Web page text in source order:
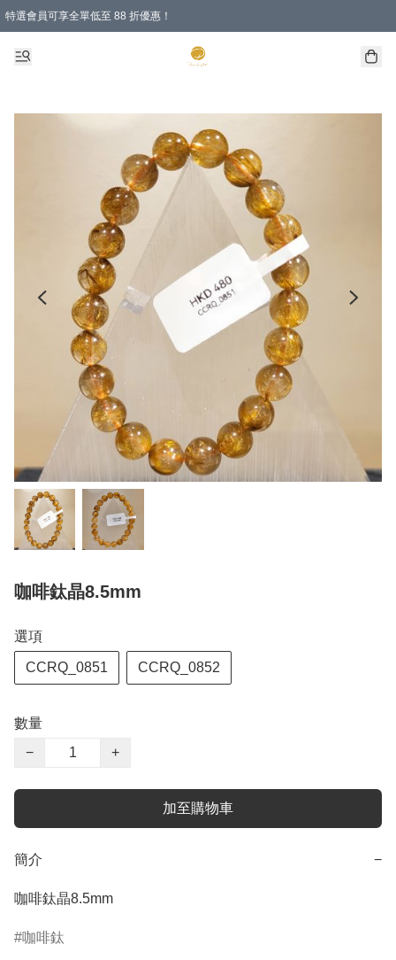
特選會員可享全單低至 88 折優惠！
咖啡鈦晶8.5mm
選項
CCRQ_0851 CCRQ_0852
數量
−
+
加至購物車
簡介 −
咖啡鈦晶8.5mm
咖啡鈦